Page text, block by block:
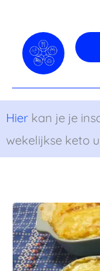
inhoud
Hier kan je je
wekelijkse keto